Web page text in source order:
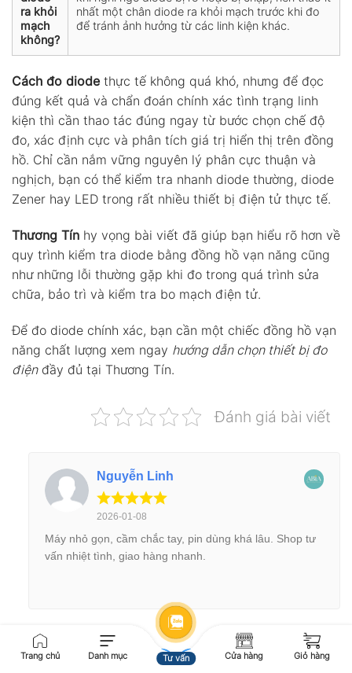
ra khỏi
mạch
không?
nhất một chân diode ra khỏi mạch trước khi đo
để tránh ảnh hưởng từ các linh kiện khác.
Cách đo diodethực tế không quá khó, nhưng để đọc
đúng kết quả và chẩn đoán chính xác tình trạng linh
kiện thì cần thao tác đúng ngay từ bước chọn chế độ
đo, xác định cực và phân tích giá trị hiển thị trên đồng
hồ. Chỉ cần nắm vững nguyên lý phân cực thuận và
nghịch, bạn có thể kiểm tra nhanh diode thường, diode
Zener hay LED trong rất nhiều thiết bị điện tử thực tế.
Thương Tín hy vọng bài viết đã giúp bạn hiểu rõ hơn về
quy trình kiểm tra diode bằng đồng hồ vạn năng cũng
như những lỗi thường gặp khi đo trong quá trình sửa
chữa, bảo trì và kiểm tra bo mạch điện tử.
Để đo diode chính xác, bạn cần một chiếc đồng hồ vạn
năng chất lượng xem ngay hướng dẫn chọn thiết bị đo
điệnđầy đủ tại Thương Tín.
Đánh giá bài viết
Nguyễn Linh
2026-01-08
Máy nhỏ gọn, cầm chắc tay, pin dùng khá lâu. Shop tư
vấn nhiệt tình, giao hàng nhanh.
Trang chủ Danh mục Tư vấn Cửa hàng Giỏ hàng